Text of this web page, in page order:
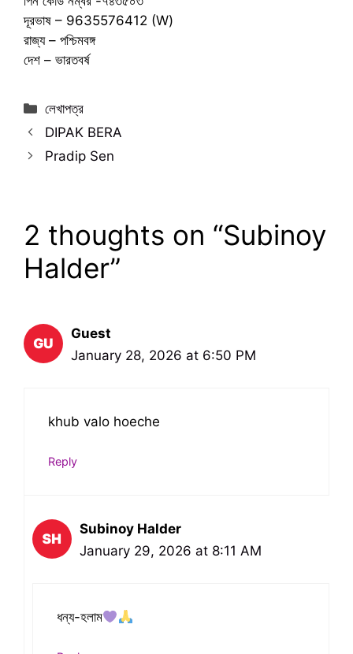
দূরভাষ – 9635576412 (W)
রাজ্য – পশ্চিমবঙ্গ
দেশ – ভারতবর্ষ
Categories
লেখাপত্র
DIPAK BERA
Pradip Sen
2 thoughts on “Subinoy
Halder”
Guest
January 28, 2026 at 6:50 PM
khub valo hoeche
Reply
Subinoy Halder
January 29, 2026 at 8:11 AM
ধন্য-হলাম